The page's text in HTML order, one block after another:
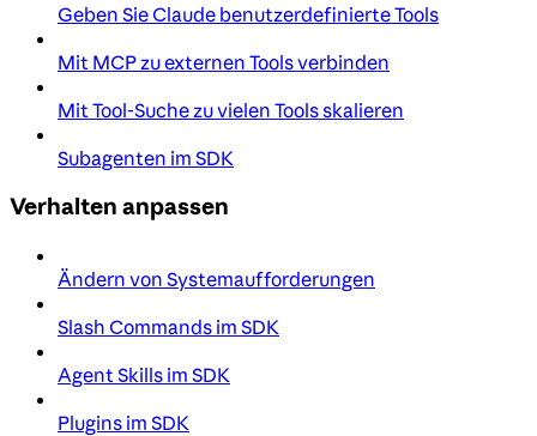
Geben Sie Claude benutzerdefinierte Tools
Mit MCP zu externen Tools verbinden
Mit Tool-Suche zu vielen Tools skalieren
Subagenten im SDK
Verhalten anpassen
Ändern von Systemaufforderungen
Slash Commands im SDK
Agent Skills im SDK
Plugins im SDK